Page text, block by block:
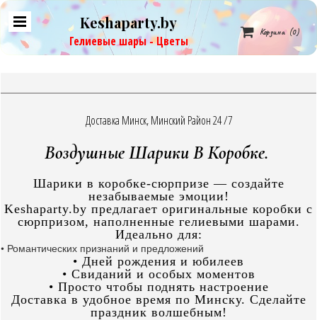
Keshaparty.by
Гелиевые шары - Цветы
 Корзина (0)
Доставка Минск, Минский Район 24 /7
Воздушные Шарики В Коробке.
Шарики в коробке-сюрпризе — создайте
незабываемые эмоции!
Keshaparty.by предлагает оригинальные коробки с
сюрпризом, наполненные гелиевыми шарами.
Идеально для:
• Романтических признаний и предложений
• Дней рождения и юбилеев
• Свиданий и особых моментов
• Просто чтобы поднять настроение
Доставка в удобное время по Минску. Сделайте
праздник волшебным!